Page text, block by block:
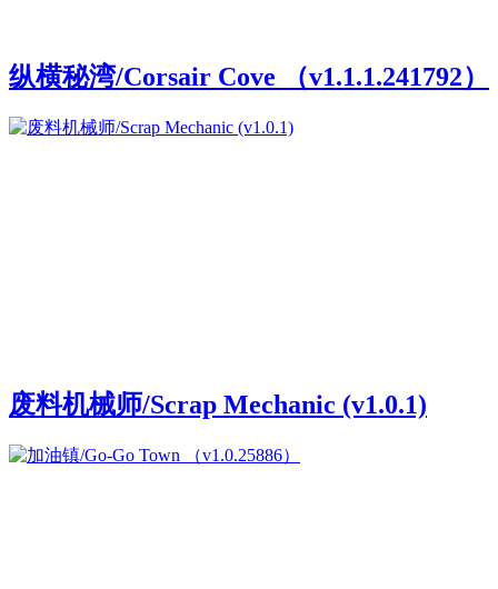
纵横秘湾/Corsair Cove （v1.1.1.241792）
废料机械师/Scrap Mechanic (v1.0.1)